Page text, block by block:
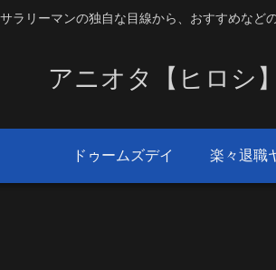
ラリーマンの独自な目線から、おすすめなど
アニオタ【ヒロシ
ドゥームズデイ 楽々退職